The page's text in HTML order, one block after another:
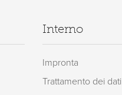
Interno
Impronta
Trattamento dei dati